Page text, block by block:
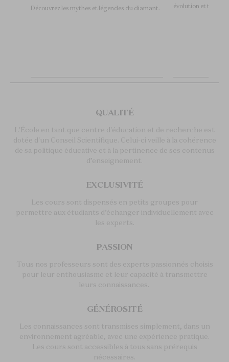
Découvrez les mythes et légendes du diamant.
évolution et
QUALITÉ
L'École en tant que centre d'éducation et de recherche est
dotée d'un Conseil Scientifique. Celui-ci veille à la cohérence
de sa politique éducative et à la pertinence de ses contenus
d’enseignement.
EXCLUSIVITÉ
Les cours sont dispensés en petits groupes pour
permettre aux étudiants d’échanger individuellement avec
les experts.
PASSION
Tous nos professeurs sont des experts passionnés choisis
pour leur enthousiasme et leur capacité à transmettre
leurs connaissances.
GÉNÉROSITÉ
Les connaissances sont transmises simplement, dans un
environnement agréable, avec une expérience pratique.
Les cours sont accessibles à tous sans prérequis
nécessaires.